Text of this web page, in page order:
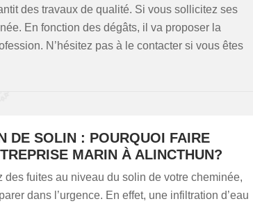
des travaux de qualité. Si vous sollicitez ses
En fonction des dégâts, il va proposer la
N’hésitez pas à le contacter si vous êtes
DE SOLIN : POURQUOI FAIRE
MARIN À ALINCTHUN?
des fuites au niveau du solin de votre cheminée,
dans l’urgence. En effet, une infiltration d’eau